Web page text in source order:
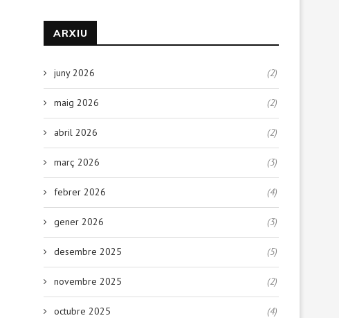
ARXIU
juny 2026 (2)
maig 2026 (2)
abril 2026 (2)
març 2026 (3)
febrer 2026 (4)
gener 2026 (3)
desembre 2025 (5)
novembre 2025 (2)
octubre 2025 (4)